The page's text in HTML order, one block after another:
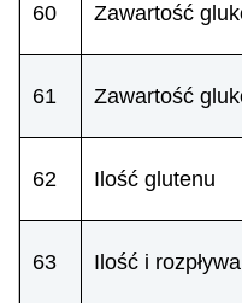
60 Zawartość
61 Zawartość
62 Ilość glutenu
63 Ilość i